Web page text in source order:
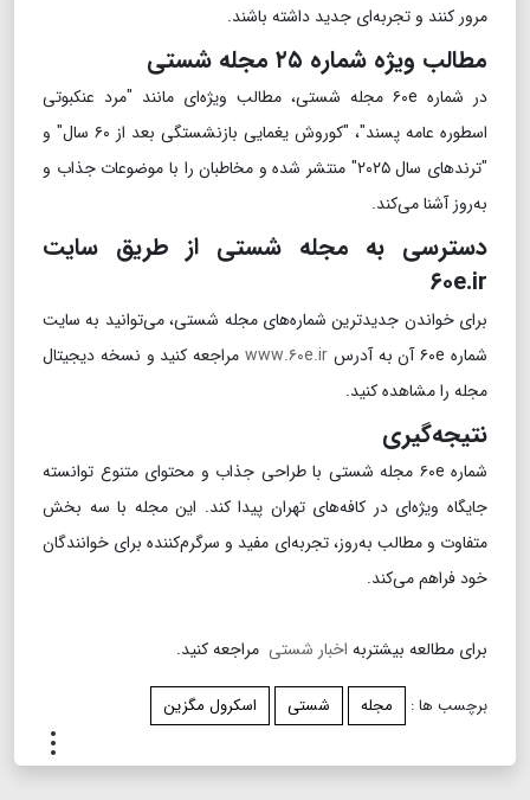
مرور کنند و تجربه‌ای جدید داشته باشند.
مطالب ویژه شماره ۲۵ مجله شستی
در شماره ۶۰e مجله شستی، مطالب ویژه‌ای مانند "مرد عنکبوتی
اسطوره عامه پسند"، "کوروش یغمایی بازنشستگی بعد از ۶۰ سال" و
"ترندهای سال ۲۰۲۵" منتشر شده و مخاطبان را با موضوعات جذاب و
به‌روز آشنا می‌کند.
دسترسی به مجله شستی از طریق سایت
۶۰e.ir
برای خواندن جدیدترین شماره‌های مجله شستی، می‌توانید به سایت
شماره ۶۰e آن به آدرس
www.۶۰e.ir مراجعه کنید و نسخه دیجیتال
مجله را مشاهده کنید.
نتیجه‌گیری
شماره ۶۰e مجله شستی با طراحی جذاب و محتوای متنوع توانسته
جایگاه ویژه‌ای در کافه‌های تهران پیدا کند. این مجله با سه بخش
متفاوت و مطالب به‌روز، تجربه‌ای مفید و سرگرم‌کننده برای خوانندگان
خود فراهم می‌کند.
برای مطالعه بیشتربه اخبار شستی مراجعه کنید.
برچسب ها : مجله شستی اسکرول مگزین
...